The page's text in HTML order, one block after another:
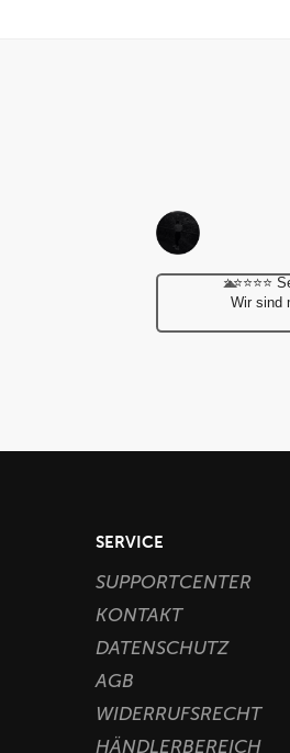
Wir sind
SERVICE
SUPPORTCENTER
KONTAKT
DATENSCHUTZ
AGB
WIDERRUFSRECHT
HÄNDLERBEREICH